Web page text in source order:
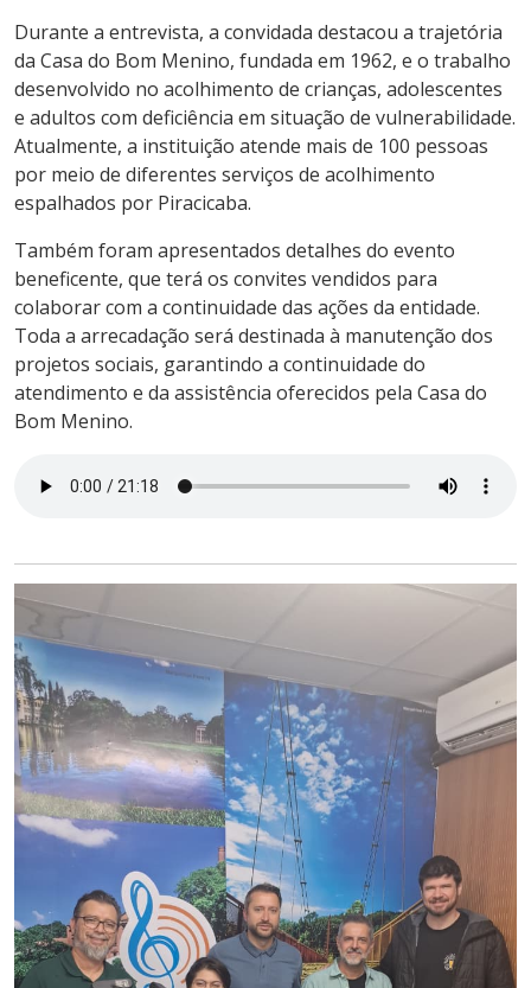
Durante a entrevista, a convidada destacou a trajetória
da Casa do Bom Menino, fundada em 1962, e o trabalho
desenvolvido no acolhimento de crianças, adolescentes
e adultos com deficiência em situação de vulnerabilidade.
Atualmente, a instituição atende mais de 100 pessoas
por meio de diferentes serviços de acolhimento
espalhados por Piracicaba.
Também foram apresentados detalhes do evento
beneficente, que terá os convites vendidos para
colaborar com a continuidade das ações da entidade.
Toda a arrecadação será destinada à manutenção dos
projetos sociais, garantindo a continuidade do
atendimento e da assistência oferecidos pela Casa do
Bom Menino.